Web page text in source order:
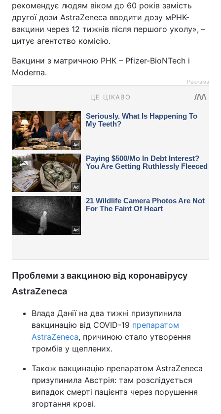
рекомендує людям віком до 60 років замість
другої дози AstraZeneca вводити дозу мРНК-
вакцини через 12 тижнів після першого уколу», –
цитує агентство комісію.
Вакцини з матричною РНК – Pfizer-BioNTech і
Moderna.
Реклама
Проблеми з вакциною від коронавірусу
AstraZeneca
Влада Данії на два тижні призупинила
вакцинацію від COVID-19 препаратом
AstraZeneca, причиною стало утворення
тромбів у щеплених.
Також вакцинацію препаратом AstraZeneca
призупинила Австрія: там розслідується
випадок смерті пацієнта через порушення
згортання крові.